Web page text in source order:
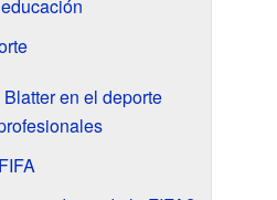
en el deporte